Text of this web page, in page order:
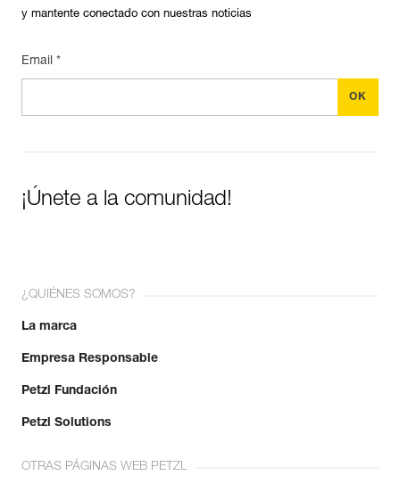
y mantente conectado con nuestras noticias
Email *
¡Únete a la comunidad!
¿QUIÉNES SOMOS?
La marca
Empresa Responsable
Petzl Fundación
Petzl Solutions
OTRAS PÁGINAS WEB PETZL